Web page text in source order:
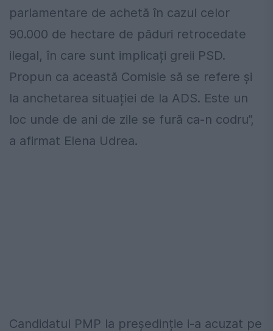
parlamentare de achetă în cazul celor
90.000 de hectare de păduri retrocedate
ilegal, în care sunt implicați greii PSD.
Propun ca această Comisie să se refere și
la anchetarea situației de la ADS. Este un
loc unde de ani de zile se fură ca-n codru”,
a afirmat Elena Udrea.
Candidatul PMP la președinție i-a acuzat pe